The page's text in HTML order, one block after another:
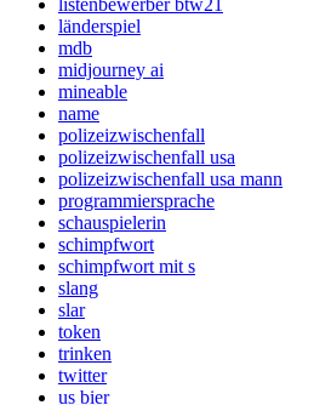
listenbewerber btw21
länderspiel
mdb
midjourney ai
mineable
name
polizeizwischenfall
polizeizwischenfall usa
polizeizwischenfall usa mann
programmiersprache
schauspielerin
schimpfwort
schimpfwort mit s
slang
slar
token
trinken
twitter
us bier